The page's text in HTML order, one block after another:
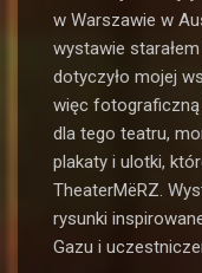
w Warszawie w
wystawie
dotyczyło mojej
więc
dla tego teatru,
plakaty i ulotki,
TheaterMëRZ.
rysunki
Gazu i